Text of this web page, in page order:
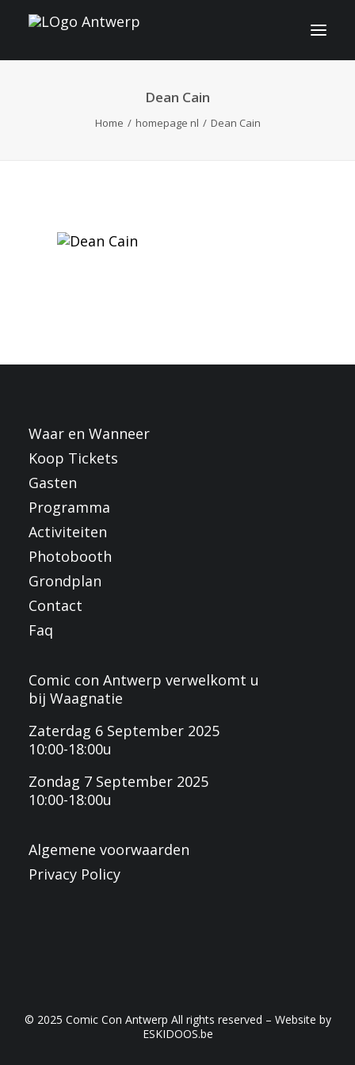
INFO
CONTACT
FRANÇAIS
NEDERLANDS
Dean Cain
Home homepage nl Dean Cain
Waar en Wanneer
Koop Tickets
Gasten
Programma
Activiteiten
Photobooth
Grondplan
Contact
Faq
Comic con Antwerp verwelkomt u
bij Waagnatie
Zaterdag 6 September 2025
10:00-18:00u
Zondag 7 September 2025
10:00-18:00u
Algemene voorwaarden
Privacy Policy
© 2025 Comic Con Antwerp All rights reserved – Website by
ESKIDOOS.be